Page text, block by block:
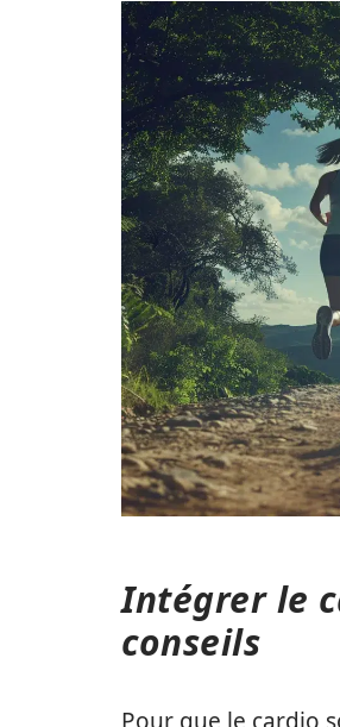
Intégrer le
conseils